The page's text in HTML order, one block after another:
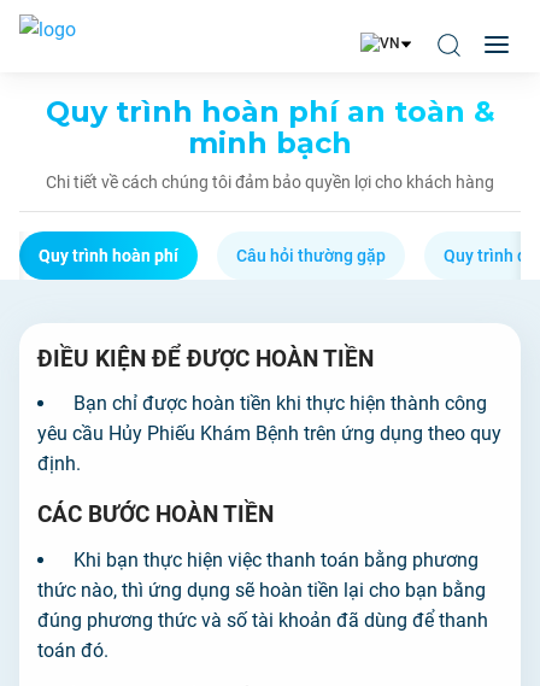
Quy trình hoàn phí an toàn &
minh bạch
Chi tiết về cách chúng tôi đảm bảo quyền lợi cho khách hàng
Quy trình hoàn phí Câu hỏi thường gặp Quy trình đi
ĐIỀU KIỆN ĐỂ ĐƯỢC HOÀN TIỀN
Bạn chỉ được hoàn tiền khi thực hiện thành công
yêu cầu Hủy Phiếu Khám Bệnh trên ứng dụng theo quy
định.
CÁC BƯỚC HOÀN TIỀN
Khi bạn thực hiện việc thanh toán bằng phương
thức nào, thì ứng dụng sẽ hoàn tiền lại cho bạn bằng
đúng phương thức và số tài khoản đã dùng để thanh
toán đó.